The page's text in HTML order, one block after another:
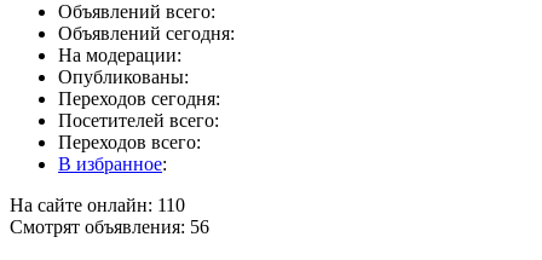
Объявлений всего:
Объявлений сегодня:
На модерации:
Опубликованы:
Переходов сегодня:
Посетителей всего:
Переходов всего:
В избранное:
На сайте онлайн: 110
Смотрят объявления: 56